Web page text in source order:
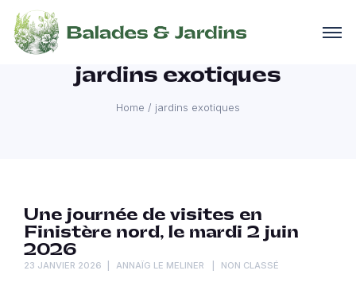
jardins exotiques
Home / jardins exotiques
Une journée de visites en
Finistère nord, le mardi 2 juin
2026
23 JANVIER 2026 ANNAÏG LE MELINER NON CLASSÉ